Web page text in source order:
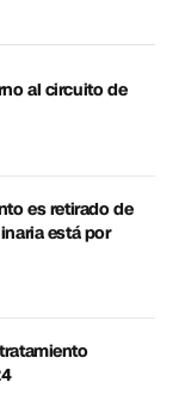
al circuito de
es retirado de
está por